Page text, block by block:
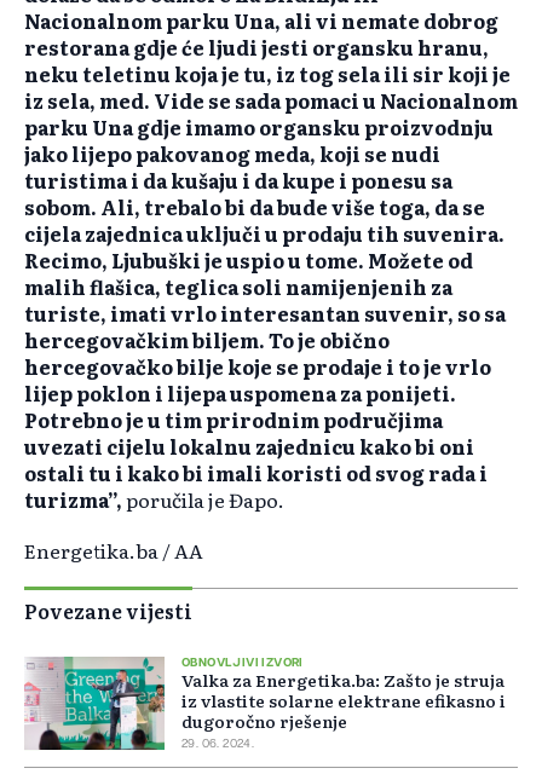
Nacionalnom parku Una, ali vi nemate dobrog
restorana gdje će ljudi jesti organsku hranu,
neku teletinu koja je tu, iz tog sela ili sir koji je
iz sela, med. Vide se sada pomaci u Nacionalnom
parku Una gdje imamo organsku proizvodnju
jako lijepo pakovanog meda, koji se nudi
turistima i da kušaju i da kupe i ponesu sa
sobom. Ali, trebalo bi da bude više toga, da se
cijela zajednica uključi u prodaju tih suvenira.
Recimo, Ljubuški je uspio u tome. Možete od
malih flašica, teglica soli namijenjenih za
turiste, imati vrlo interesantan suvenir, so sa
hercegovačkim biljem. To je obično
hercegovačko bilje koje se prodaje i to je vrlo
lijep poklon i lijepa uspomena za ponijeti.
Potrebno je u tim prirodnim područjima
uvezati cijelu lokalnu zajednicu kako bi oni
ostali tu i kako bi imali koristi od svog rada i
turizma”,poručila je Đapo.
Energetika.ba / AA
Povezane vijesti
OBNOVLJIVI IZVORI
Valka za Energetika.ba: Zašto je struja
iz vlastite solarne elektrane efikasno i
dugoročno rješenje
29. 06. 2024.